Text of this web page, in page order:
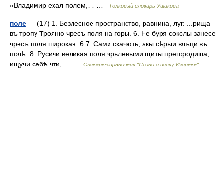
«Владимир ехал полем,… …
Толковый словарь Ушакова
поле — (17) 1. Безлесное пространство, равнина, луг: ...рища
въ тропу Трояню чресъ поля на горы. 6. Не буря соколы занесе
чресъ поля широкая. 6 7. Сами скачють, акы сѣрыи влъци въ
полѣ. 8. Русичи великая поля чрьлеными щиты прегородиша,
ищучи себѣ чти,… …
Словарь-справочник "Слово о полку Игореве"